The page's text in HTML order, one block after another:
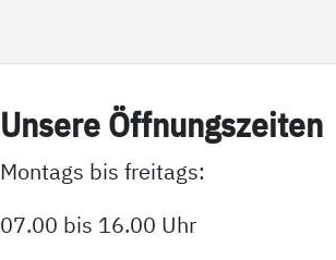
Un­se­re Öff­nungs­zei­ten
Montags bis freitags:
07.00 bis 16.00 Uhr